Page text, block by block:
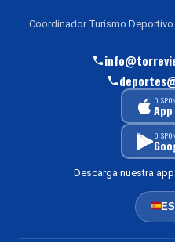
Coordinador Turismo
Descarga nuestra